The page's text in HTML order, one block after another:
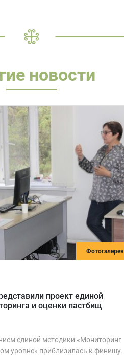
новости
Фотогалерея
проект единой
и оценки пастбищ
единой методики «Мониторинг
уровне» приблизилась к финишу.